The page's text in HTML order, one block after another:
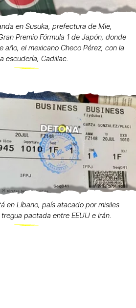
en Susuka, prefectura de Mie,
Premio Fórmula 1 de Japón, donde
año, el mexicano Checo Pérez, con la
escudería, Cadillac.
en Líbano, país atacado por misiles
pactada entre EEUU e Irán.